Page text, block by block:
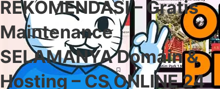
REKOMENDASI – Gratis
Maintenance
SELAMANYA Domain &
Hosting – CS ONLINE 24